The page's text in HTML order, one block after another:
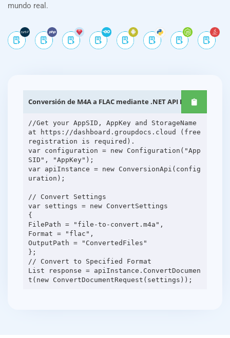
mundo real.
Conversión de M4A a FLAC mediante .NET API REST
//Get your AppSID, AppKey and StorageName
at https://dashboard.groupdocs.cloud (free
registration is required).
var configuration = new Configuration("App
SID", "AppKey");
var apiInstance = new ConversionApi(config
uration);
// Convert Settings
var settings = new ConvertSettings
{
FilePath = "file-to-convert.m4a",
Format = "flac",
OutputPath = "ConvertedFiles"
};
// Convert to Specified Format
List response = apiInstance.ConvertDocumen